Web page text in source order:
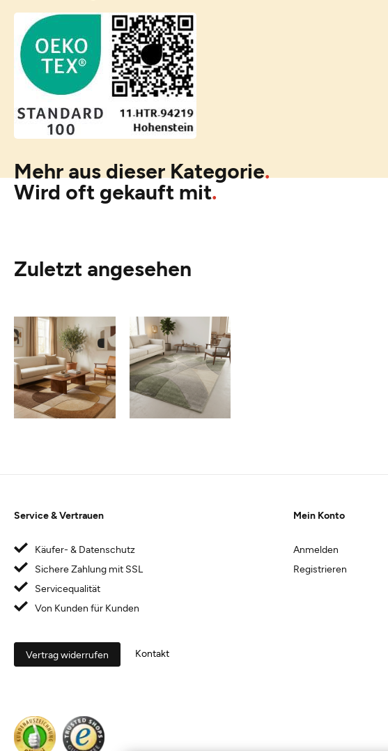
Mehr aus dieser Kategorie
Wird oft gekauft mit
Zuletzt angesehen
Mein Konto
Anmelden
Registrieren
Service & Vertrauen
Käufer- & Datenschutz
Sichere Zahlung mit SSL
Servicequalität
Von Kunden für Kunden
Vertrag widerrufen Kontakt